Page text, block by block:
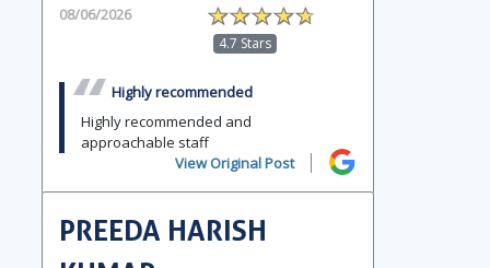
08/06/2026
4.7 Stars
Highly recommended
Highly recommended and
approachable staff
View Original Post
PREEDA HARISH